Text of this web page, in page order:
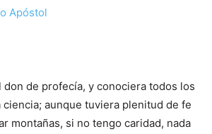
Apóstol
don de profecía, y conociera todos los
aunque tuviera plenitud de fe
montañas, si no tengo caridad, nada